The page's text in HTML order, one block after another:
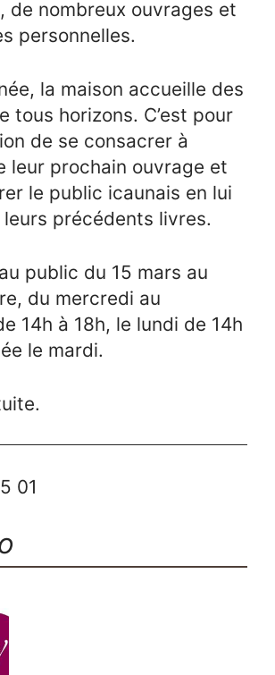
de nombreux ouvrages et
personnelles.
la maison accueille des
tous horizons. C’est pour
de se consacrer à
leur prochain ouvrage et
le public icaunais en lui
précédents livres.
public du 15 mars au
du mercredi au
14h à 18h, le lundi de 14h
le mardi.
01